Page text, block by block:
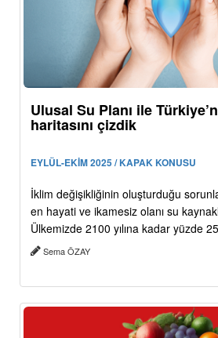
Ulusal Su Planı ile
haritasını çizdik
EYLÜL-EKİM 2025 / KAPAK KONUSU
İklim değişikliğinin oluşturduğu
en hayati ve ikamesiz olanı su
Ülkemizde 2100 yılına kadar yüzde
Sema ÖZAY